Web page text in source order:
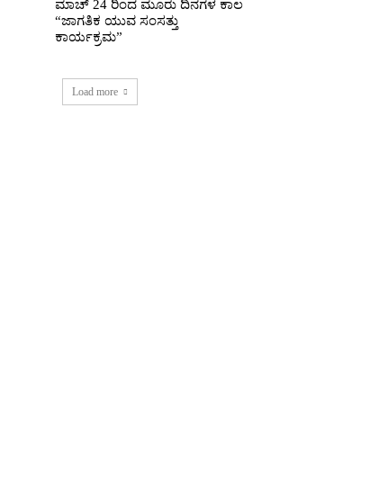
ಮಾಚ್ 24 ರಿಂದ ಮೂರು ದಿನಗಳ ಕಾಲ
“ಜಾಗತಿಕ ಯುವ ಸಂಸತ್ತು
ಕಾರ್ಯಕ್ರಮ”
Load more